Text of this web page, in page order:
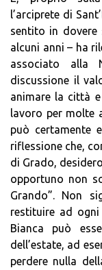
l’arciprete di
sentito in dovere
alcuni anni – ha
associato alla
discussione il
animare la città
lavoro per molte
può certamente
riflessione che,
di Grado,
opportuno non
Grando”. Non
restituire ad
Bianca può
dell’estate, ad
perdere nulla